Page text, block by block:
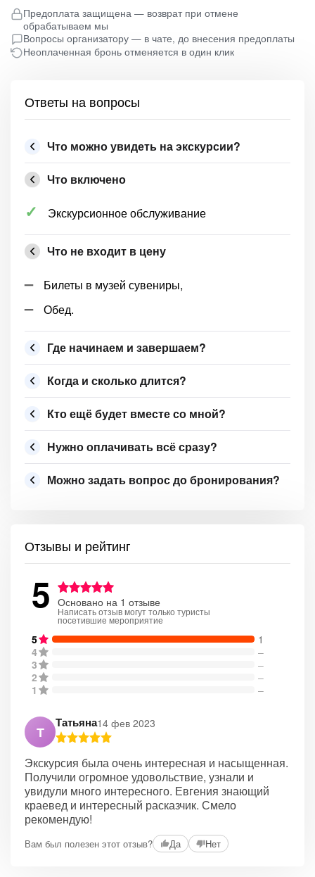
Предоплата защищена — возврат при отмене
обрабатываем мы
Вопросы организатору — в чате, до внесения предоплаты
Неоплаченная бронь отменяется в один клик
Ответы на вопросы
Что можно увидеть на экскурсии?
Что включено
Экскурсионное обслуживание
Что не входит в цену
Билеты в музей сувениры,
Обед.
Где начинаем и завершаем?
Когда и сколько длится?
Кто ещё будет вместе со мной?
Нужно оплачивать всё сразу?
Можно задать вопрос до бронирования?
Отзывы и рейтинг
5 Основано на 1 отзыве
Написать отзыв могут только туристы
посетившие мероприятие
5
1
4
–
3
–
2
–
1
–
Т
Татьяна14 фев 2023
Экскурсия была очень интересная и насыщенная.
Получили огромное удовольствие, узнали и
увидули много интересного. Евгения знающий
краевед и интересный расказчик. Смело
рекомендую!
Вам был полезен этот отзыв? Да Нет